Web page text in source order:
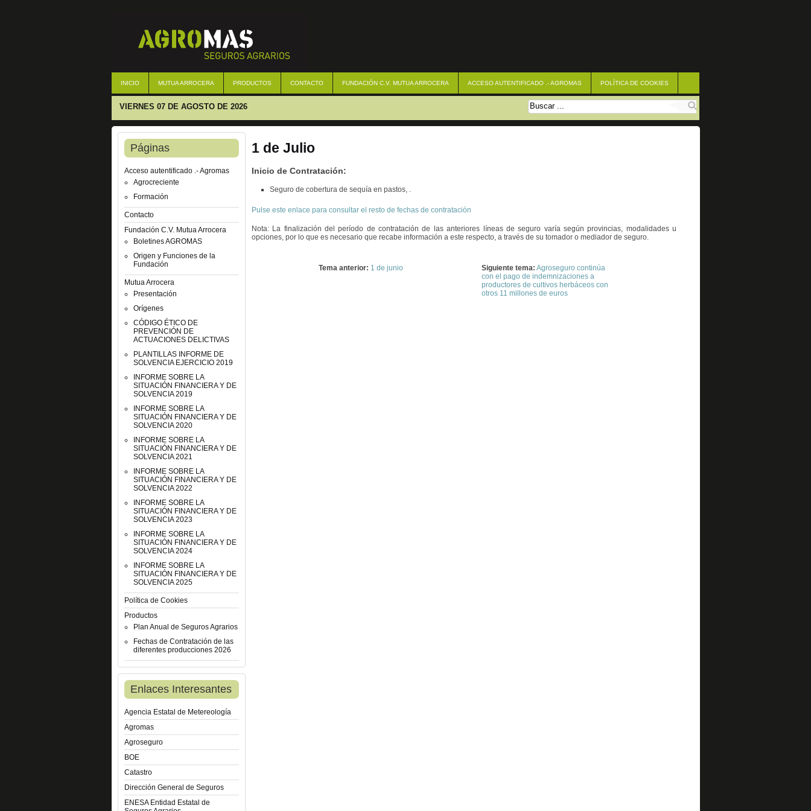
INICIO MUTUA ARROCERA PRODUCTOS CONTACTO FUNDACIÓN C.V. MUTUA ARROCERA ACCESO AUTENTIFICADO .- AGROMAS POLÍTICA DE COOKIES
VIERNES 07 DE AGOSTO DE 2026
Páginas
Acceso autentificado .- Agromas
Agrocreciente
Formación
Contacto
Fundación C.V. Mutua Arrocera
Boletines AGROMAS
Origen y Funciones de la
Fundación
Mutua Arrocera
Presentación
Orígenes
CÓDIGO ÉTICO DE
PREVENCIÓN DE
ACTUACIONES DELICTIVAS
PLANTILLAS INFORME DE
SOLVENCIA EJERCICIO 2019
INFORME SOBRE LA
SITUACIÓN FINANCIERA Y DE
SOLVENCIA 2019
INFORME SOBRE LA
SITUACIÓN FINANCIERA Y DE
SOLVENCIA 2020
INFORME SOBRE LA
SITUACIÓN FINANCIERA Y DE
SOLVENCIA 2021
INFORME SOBRE LA
SITUACIÓN FINANCIERA Y DE
SOLVENCIA 2022
INFORME SOBRE LA
SITUACIÓN FINANCIERA Y DE
SOLVENCIA 2023
INFORME SOBRE LA
SITUACIÓN FINANCIERA Y DE
SOLVENCIA 2024
INFORME SOBRE LA
SITUACIÓN FINANCIERA Y DE
SOLVENCIA 2025
Política de Cookies
Productos
Plan Anual de Seguros Agrarios
Fechas de Contratación de las
diferentes producciones 2026
Enlaces Interesantes
Agencia Estatal de Metereología
Agromas
Agroseguro
BOE
Catastro
Dirección General de Seguros
ENESA Entidad Estatal de
1 de Julio
Inicio de Contratación:
Seguro de cobertura de sequía en pastos, .
Pulse este enlace para consultar el resto de fechas de contratación
Nota: La finalización del período de contratación de las anteriores líneas de seguro varía según provincias, modalidades u
opciones, por lo que es necesario que recabe información a este respecto, a través de su tomador o mediador de seguro.
Tema anterior: 1 de junio Siguiente tema: Agroseguro continúa
con el pago de indemnizaciones a
productores de cultivos herbáceos con
otros 11 millones de euros